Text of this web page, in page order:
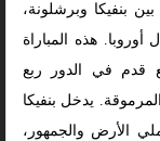
بنفيكا وبرشلونة،
من دوري أبطال أوروبا. هذه المباراة
قدم في الدور ربع
يدخل بنفيكا
الأرض والجمهور،